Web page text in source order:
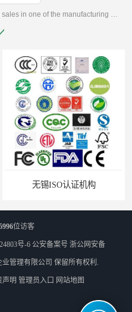
苏州ISO9001认证咨询
位访客
号-6 公安备案号 浙公网安备
管理有限公司 保留所有权利.
声明 管理员入口 网站地图